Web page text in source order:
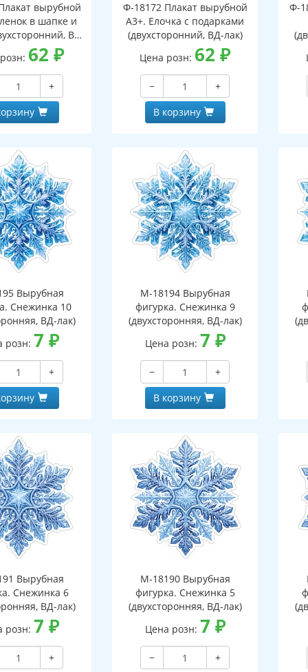
вырубной
в шапке и
ВД-
62₽
+
Ф-18172 Плакат вырубной
А3+. Елочка с подарками
(двухсторонний, ВД-лак)
Цена розн: 62₽
−
+
В корзину
Ф-
Вырубная
Снежинка 10
ВД-лак)
розн: 7 ₽
+
М-18194 Вырубная
фигурка. Снежинка 9
(двухсторонняя, ВД-лак)
Цена розн: 7 ₽
−
+
В корзину
Вырубная
Снежинка 6
ВД-лак)
розн: 7 ₽
+
М-18190 Вырубная
фигурка. Снежинка 5
(двухсторонняя, ВД-лак)
Цена розн: 7 ₽
− +